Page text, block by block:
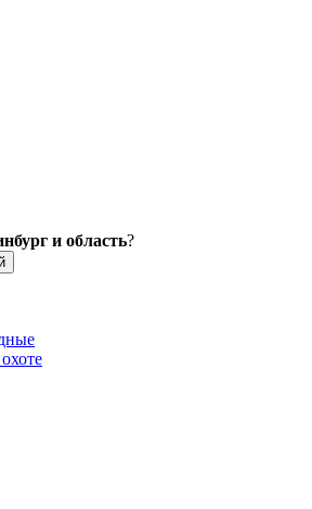
и область?